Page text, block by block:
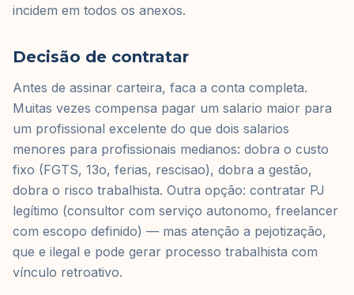
incidem em todos os anexos.
Decisão de contratar
Antes de assinar carteira, faca a conta completa.
Muitas vezes compensa pagar um salario maior para
um profissional excelente do que dois salarios
menores para profissionais medianos: dobra o custo
fixo (FGTS, 13o, ferias, rescisao), dobra a gestão,
dobra o risco trabalhista. Outra opção: contratar PJ
legítimo (consultor com serviço autonomo, freelancer
com escopo definido) — mas atenção a pejotização,
que e ilegal e pode gerar processo trabalhista com
vínculo retroativo.